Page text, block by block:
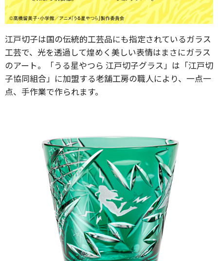
江戸切子は国の伝統的工芸品にも指定されているガラス
工芸で、光を透過して煌めく美しい表情はまさにガラス
のアート。「うる星やつら 江戸切子グラス」は「江戸切
子協同組合」に加盟する老舗工房の職人により、一点一
点、手作業で作られます。